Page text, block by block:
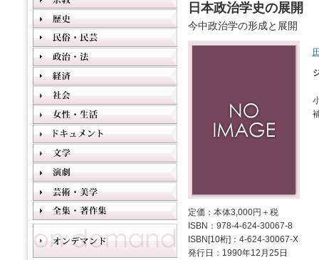
日本政治学史の展開
今中政治学の形成と展開
定価：本体3,000円＋税
ISBN：978-4-624-30067-8
ISBN[10桁]：4-624-30067-X
発行日：1990年12月25日